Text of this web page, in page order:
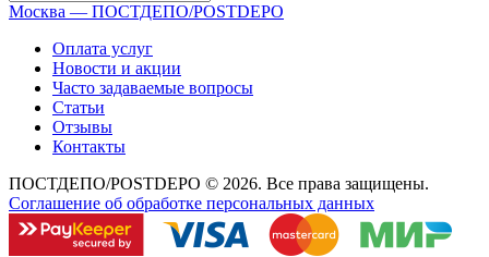
Москва — ПОСТДЕПО/POSTDEPO
Оплата услуг
Новости и акции
Часто задаваемые вопросы
Статьи
Отзывы
Контакты
ПОСТДЕПО/POSTDEPO © 2026. Все права защищены.
Соглашение об обработке персональных данных